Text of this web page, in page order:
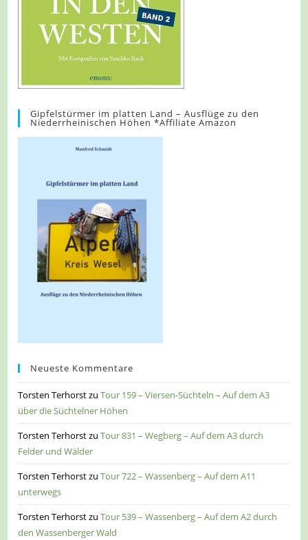
Gipfelstürmer im platten Land – Ausflüge zu den
Niederrheinischen Höhen *Affiliate Amazon
Neueste Kommentare
Torsten TerhorstzuTour 159 – Viersen-Süchteln – Auf dem A3
über die Süchtelner Höhen
Torsten TerhorstzuTour 831 – Wegberg – Auf dem A3 durch
Felder und Wälder
Torsten TerhorstzuTour 722 – Wassenberg – Auf dem A11
unterwegs
Torsten TerhorstzuTour 539 – Wassenberg – Auf dem A2 durch
den Wassenberger Wald